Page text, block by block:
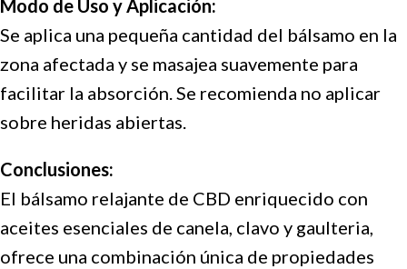
Modo de Uso y Aplicación:
Se aplica una pequeña cantidad del bálsamo en la
zona afectada y se masajea suavemente para
facilitar la absorción. Se recomienda no aplicar
sobre heridas abiertas.
Conclusiones:
El bálsamo relajante de CBD enriquecido con
aceites esenciales de canela, clavo y gaulteria,
ofrece una combinación única de propiedades